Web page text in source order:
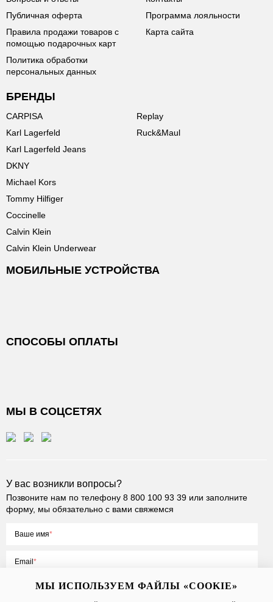
Публичная оферта
Правила продажи товаров с
помощью подарочных карт
Политика обработки
персональных данных
Программа лояльности
Карта сайта
БРЕНДЫ
CARPISA
Karl Lagerfeld
Karl Lagerfeld Jeans
DKNY
Michael Kors
Tommy Hilfiger
Coccinelle
Calvin Klein
Calvin Klein Underwear
Replay
Ruck&Maul
МОБИЛЬНЫЕ УСТРОЙСТВА
СПОСОБЫ ОПЛАТЫ
МЫ В СОЦСЕТЯХ
У вас возникли вопросы?
Позвоните нам по телефону 8 800 100 93 39 или заполните
форму, мы обязательно с вами свяжемся
Ваше имя
Email
МЫ ИСПОЛЬЗУЕМ ФАЙЛЫ «COOKIE»